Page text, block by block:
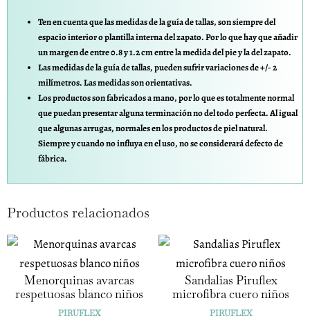
Ten en cuenta que las medidas de la guía de tallas, son siempre del
espacio interior o plantilla interna del zapato. Por lo que hay que añadir
un margen de entre 0.8 y 1.2 cm entre la medida del pie y la del zapato.
Las medidas de la guía de tallas, pueden sufrir variaciones de +/- 2
milímetros. Las medidas son orientativas.
Los productos son fabricados a mano, por lo que es totalmente normal
que puedan presentar alguna terminación no del todo perfecta. Al igual
que algunas arrugas, normales en los productos de piel natural.
Siempre y cuando no influya en el uso, no se considerará defecto de
fábrica.
Productos relacionados
Menorquinas avarcas
respetuosas blanco niños
PIRUFLEX
Sandalias Piruflex
microfibra cuero niños
PIRUFLEX